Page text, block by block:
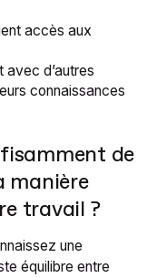
accès aux
d’autres
connaissances
de
manière
travail ?
une
équilibre entre